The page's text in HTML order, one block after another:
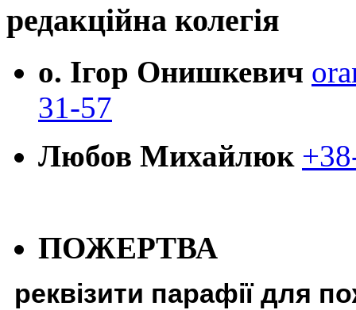
редакційна колегія
о. Ігор Онишкевич
31-57
Любов Михайлюк
ПОЖЕРТВА
реквізити парафії для